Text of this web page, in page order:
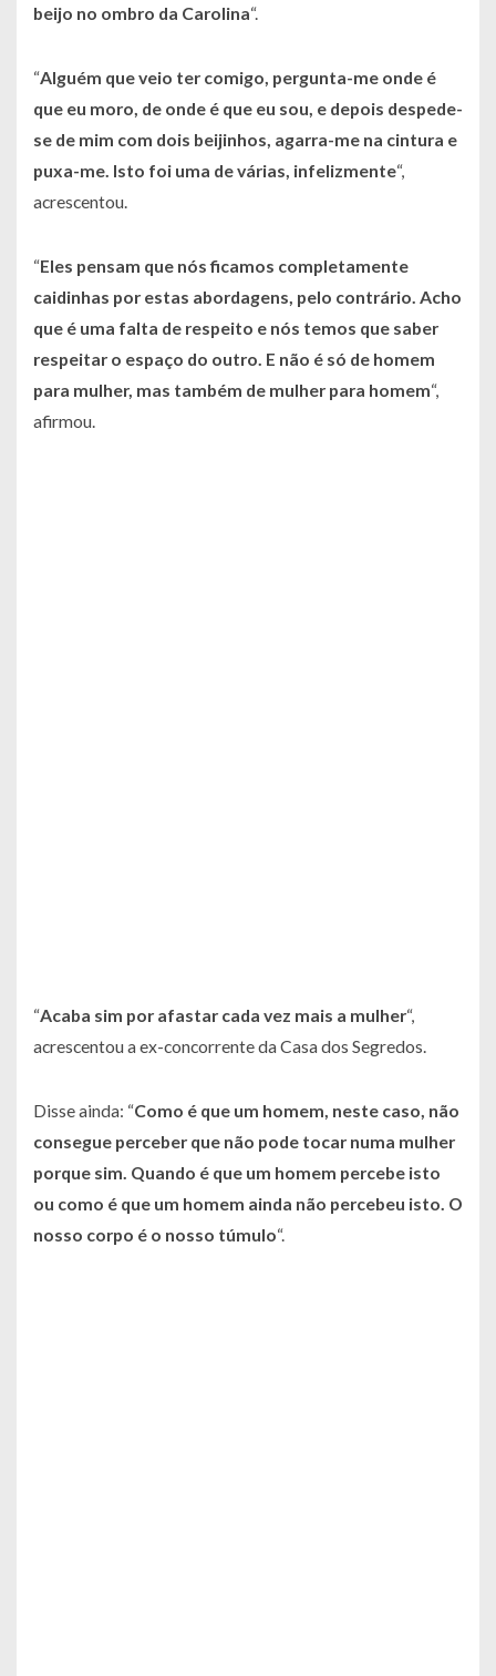
beijo no ombro da Carolina“.
“Alguém que veio ter comigo, pergunta-me onde é
que eu moro, de onde é que eu sou, e depois despede-
se de mim com dois beijinhos, agarra-me na cintura e
puxa-me. Isto foi uma de várias, infelizmente“,
acrescentou.
“Eles pensam que nós ficamos completamente
caidinhas por estas abordagens, pelo contrário. Acho
que é uma falta de respeito e nós temos que saber
respeitar o espaço do outro. E não é só de homem
para mulher, mas também de mulher para homem“,
afirmou.
“Acaba sim por afastar cada vez mais a mulher“,
acrescentou a ex-concorrente da Casa dos Segredos.
Disse ainda: “Como é que um homem, neste caso, não
consegue perceber que não pode tocar numa mulher
porque sim. Quando é que um homem percebe isto
ou como é que um homem ainda não percebeu isto. O
nosso corpo é o nosso túmulo“.